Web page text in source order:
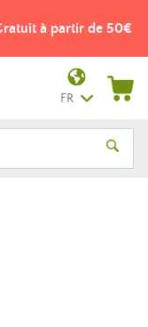
à partir de 50€
FR